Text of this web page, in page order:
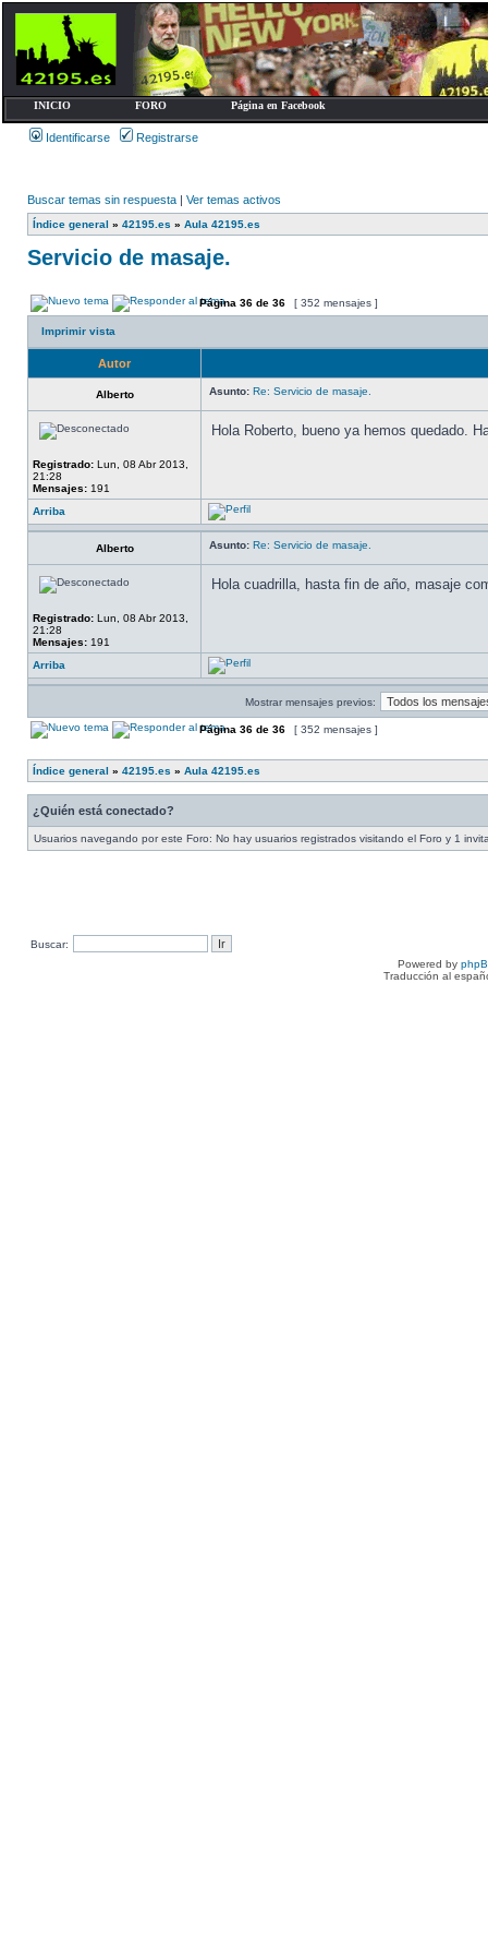
INICIO FORO Página en Facebook
Identificarse Registrarse
Buscar temas sin respuesta | Ver temas activos
Índice general » 42195.es » Aula 42195.es
Servicio de masaje.
Página 36 de 36 [ 352 mensajes ]
Imprimir vista
Autor
Alberto Asunto: Re: Servicio de masaje.
Registrado: Lun, 08 Abr 2013,
21:28
Mensajes: 191
Hola Roberto, bueno ya hemos quedado.
Arriba
Alberto Asunto: Re: Servicio de masaje.
Registrado: Lun, 08 Abr 2013,
21:28
Mensajes: 191
Hola cuadrilla, hasta fin de año, masaje
Arriba
Mostrar mensajes previos:
Página 36 de 36 [ 352 mensajes ]
Índice general » 42195.es » Aula 42195.es
¿Quién está conectado?
Usuarios navegando por este Foro: No hay usuarios registrados visitando el Foro y 1
Buscar:
Powered by
Traducción al